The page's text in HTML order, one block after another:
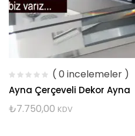
( 0 incelemeler )
Ayna Çerçeveli Dekor Ayna
₺7.750,00 KDV